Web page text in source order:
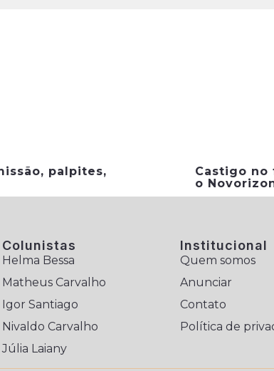
palpites,
Castigo no
o
Colunistas
Helma Bessa
Matheus Carvalho
Igor Santiago
Nivaldo Carvalho
Júlia Laiany
Institucional
Quem somos
Anunciar
Contato
Política de